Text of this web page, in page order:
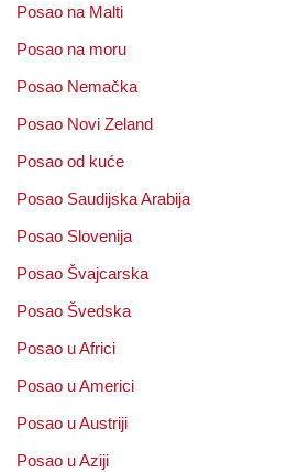
Posao na Malti
Posao na moru
Posao Nemačka
Posao Novi Zeland
Posao od kuće
Posao Saudijska Arabija
Posao Slovenija
Posao Švajcarska
Posao Švedska
Posao u Africi
Posao u Americi
Posao u Austriji
Posao u Aziji